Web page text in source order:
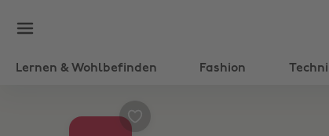
Lernen & Wohlbefinden Fashion